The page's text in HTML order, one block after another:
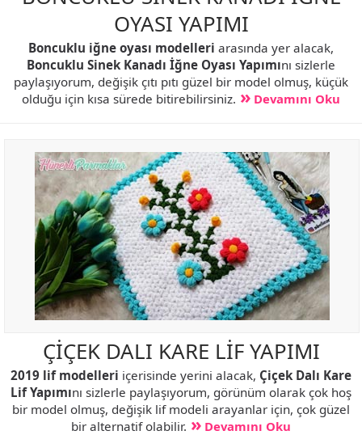
OYASI YAPIMI
Boncuklu iğne oyası modelleri arasında yer alacak,
Boncuklu Sinek Kanadı İğne Oyası Yapımını sizlerle
paylaşıyorum, değişik çıtı pıtı güzel bir model olmuş, küçük
olduğu için kısa sürede bitirebilirsiniz.
Devamını Oku
ÇİÇEK DALI KARE LİF YAPIMI
2019 lif modelleri içerisinde yerini alacak, Çiçek Dalı Kare
Lif Yapımını sizlerle paylaşıyorum, görünüm olarak çok hoş
bir model olmuş, değişik lif modeli arayanlar için, çok güzel
bir alternatif olabilir.
Devamını Oku